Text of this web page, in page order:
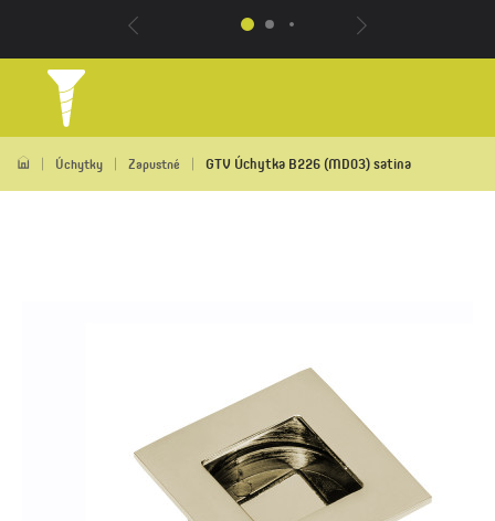
Úchytky Zapustné GTV Úchytka B226 (MD03) satina